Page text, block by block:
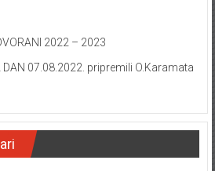
2022 – 2023
DAN 07.08.2022. pripremili O.Karamata